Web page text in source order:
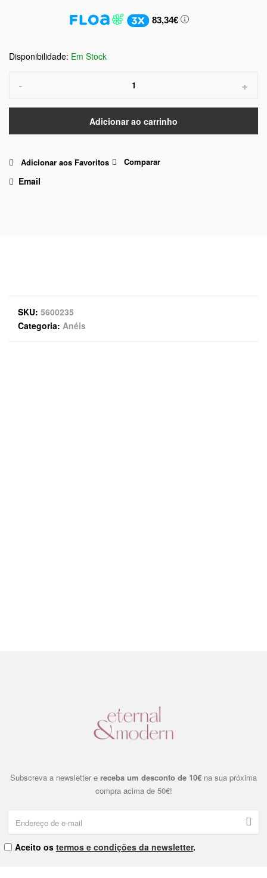
83,34€
Em Stock
- +
Adicionar ao carrinho
Adicionar aos Favoritos Comparar
Email
SKU 5600235
Categoria Anéis
Subscreva a newsletter e receba um desconto de 10€ na sua próxima
compra acima de 50€!
Aceito os termos e condições da newsletter.